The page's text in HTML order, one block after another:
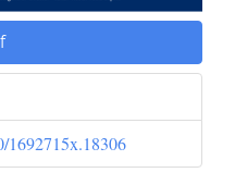
1692715x.18306